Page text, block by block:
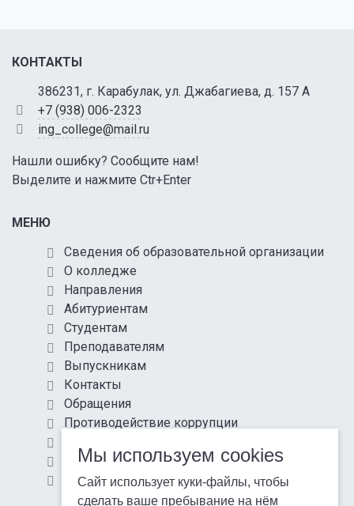
КОНТАКТЫ
386231, г. Карабулак, ул. Джабагиева, д. 157 А
+7 (938) 006-2323
ing_college@mail.ru
Нашли ошибку? Сообщите нам!
Выделите и нажмите Ctr+Enter
МЕНЮ
Сведения об образовательной организации
О колледже
Направления
Абитуриентам
Студентам
Преподавателям
Выпускникам
Контакты
Обращения
Противодействие коррупции
Антитеррористическая защищенность
Карта сайта
Мы используем cookies
Сайт использует куки-файлы, чтобы
сделать ваше пребывание на нём